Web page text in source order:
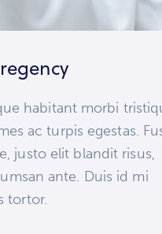
habitant morbi
ac turpis egestas.
justo elit blandit risus,
ante. Duis id mi
tortor.